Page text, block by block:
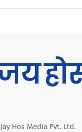
Jay Hos Media Pvt. Ltd.